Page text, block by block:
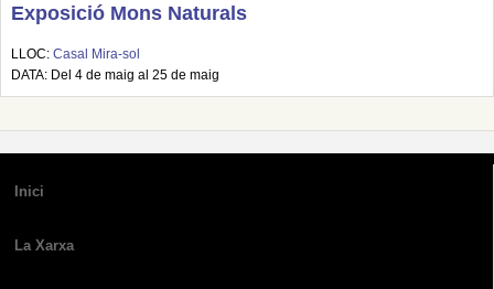
Exposició Mons Naturals
LLOC: Casal Mira-sol
DATA: Del 4 de maig al 25 de maig
Inici
La Xarxa